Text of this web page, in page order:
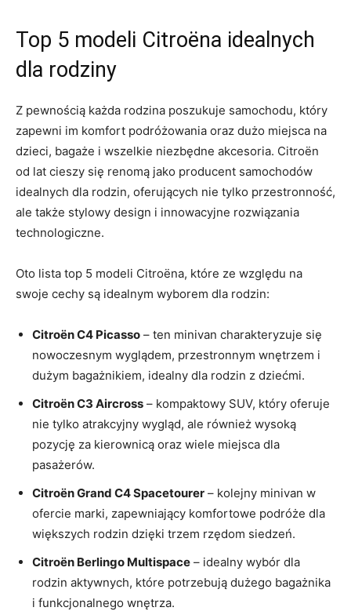
Top ‍5 ⁣modeli Citroëna idealnych‍
dla rodziny
Z pewnością ‌każda rodzina poszukuje ⁢samochodu, który
zapewni im komfort podróżowania oraz dużo miejsca na
dzieci, bagaże i wszelkie niezbędne akcesoria. Citroën
od lat cieszy się renomą jako⁤ producent samochodów
idealnych dla rodzin, oferujących nie tylko przestronność,
ale ‍także stylowy design i innowacyjne rozwiązania
technologiczne.
Oto lista​ top 5 modeli Citroëna, ⁤które ze względu ‌na
swoje cechy są idealnym wyborem dla rodzin:
Citroën C4 Picasso – ten ‌minivan charakteryzuje się
nowoczesnym wyglądem, ​przestronnym‌ wnętrzem i
dużym bagażnikiem, idealny‍ dla rodzin z dziećmi.
Citroën C3 Aircross – kompaktowy⁢ SUV, który oferuje
nie tylko atrakcyjny wygląd,‍ ale również wysoką
⁣pozycję za kierownicą oraz wiele miejsca dla
‌pasażerów.
Citroën Grand C4 Spacetourer – kolejny minivan w
ofercie‍ marki, zapewniający komfortowe podróże dla‍
większych ‍rodzin dzięki trzem rzędom siedzeń.
Citroën Berlingo Multispace –​ idealny wybór dla
rodzin aktywnych, które potrzebują dużego bagażnika
i funkcjonalnego wnętrza.